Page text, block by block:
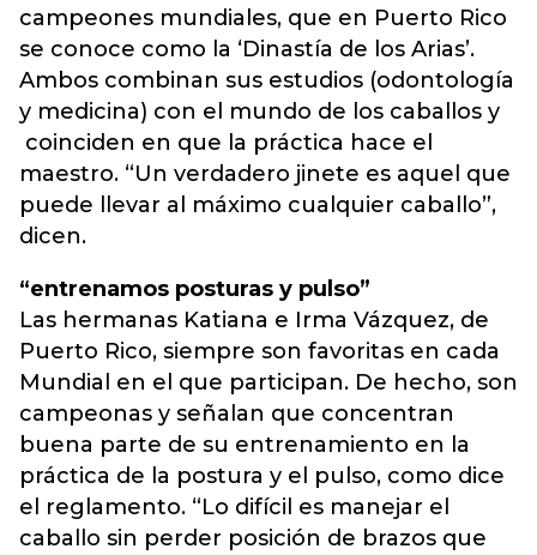
campeones mundiales, que en Puerto Rico
se conoce como la ‘Dinastía de los Arias’.
Ambos combinan sus estudios (odontología
y medicina) con el mundo de los caballos y
coinciden en que la práctica hace el
maestro. “Un verdadero jinete es aquel que
puede llevar al máximo cualquier caballo”,
dicen.
“entrenamos posturas y pulso”
Las hermanas Katiana e Irma Vázquez, de
Puerto Rico, siempre son favoritas en cada
Mundial en el que participan. De hecho, son
campeonas y señalan que concentran
buena parte de su entrenamiento en la
práctica de la postura y el pulso, como dice
el reglamento. “Lo difícil es manejar el
caballo sin perder posición de brazos que